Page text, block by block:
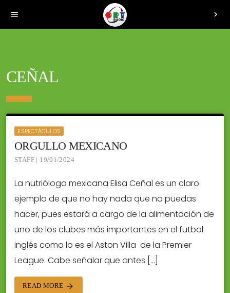
menu chevron_right
CEÑAL
ESPECTÁCULOS
ORGULLO MEXICANO
STAFF | 19/01/2024
La nutrióloga mexicana Elisa Ceñal es un claro
ejemplo de que no hay nada que no puedas
hacer, pues estará a cargo de la alimentación de
uno de los clubes más importantes en el futbol
inglés como lo es el Aston Villa de la Premier
League. Cabe señalar que antes […]
READ MORE arrow_forward